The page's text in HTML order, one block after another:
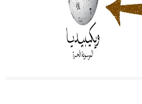
إفراز حيواني يتكون في البحر ويتركب
وهو أحمر أو شديد الحمرة وهو
بكبر الحجم ويسمى الش
كلمة فرنسية اللفظ تم اعتمادها مصطلحاً